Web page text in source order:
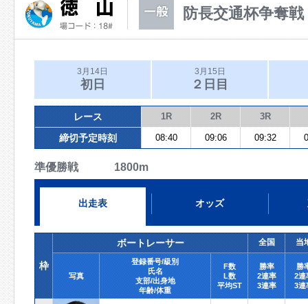
防長交通杯争奪戦
3月14日
初日
3月15日
２日目
レース 1R 2R 3R
締切予定時刻 08:40 09:06 09:32
準優勝戦 1800m
出走表 オッズ
枠
ボートレーサー 全国 当
写真
登録番号/級別
氏名
支部/出身地
年齢/体重
F数
L数
平均ST
勝率
2連率
3連率
勝
2連
3連